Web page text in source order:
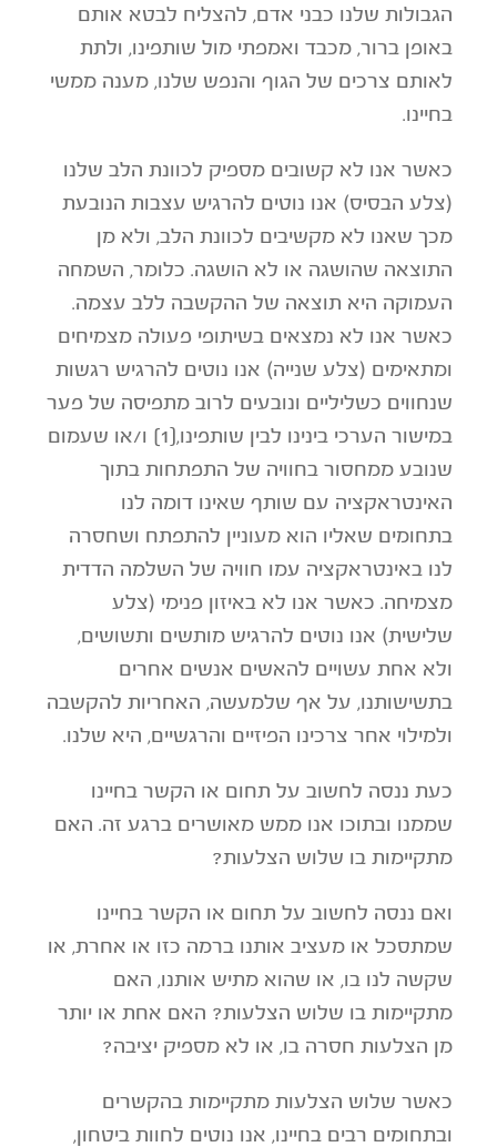
הגבולות שלנו כבני אדם, להצליח לבטא אותם
באופן ברור, מכבד ואמפתי מול שותפינו, ולתת
לאותם צרכים של הגוף והנפש שלנו, מענה ממשי
בחיינו.
כאשר אנו לא קשובים מספיק לכוונת הלב שלנו
(צלע הבסיס) אנו נוטים להרגיש עצבות הנובעת
מכך שאנו לא מקשיבים לכוונת הלב, ולא מן
התוצאה שהושגה או לא הושגה. כלומר, השמחה
העמוקה היא תוצאה של ההקשבה ללב עצמה.
כאשר אנו לא נמצאים בשיתופי פעולה מצמיחים
ומתאימים (צלע שנייה) אנו נוטים להרגיש רגשות
שנחווים כשליליים ונובעים לרוב מתפיסה של פער
במישור הערכי בינינו לבין שותפינו,[1] ו/או שעמום
שנובע ממחסור בחוויה של התפתחות בתוך
האינטראקציה עם שותף שאינו דומה לנו
בתחומים שאליו הוא מעוניין להתפתח ושחסרה
לנו באינטראקציה עמו חוויה של השלמה הדדית
מצמיחה. כאשר אנו לא באיזון פנימי (צלע
שלישית) אנו נוטים להרגיש מותשים ותשושים,
ולא אחת עשויים להאשים אנשים אחרים
בתשישותנו, על אף שלמעשה, האחריות להקשבה
ולמילוי אחר צרכינו הפיזיים והרגשיים, היא שלנו.
כעת ננסה לחשוב על תחום או הקשר בחיינו
שממנו ובתוכו אנו ממש מאושרים ברגע זה. האם
מתקיימות בו שלוש הצלעות?
ואם ננסה לחשוב על תחום או הקשר בחיינו
שמתסכל או מעציב אותנו ברמה כזו או אחרת, או
שקשה לנו בו, או שהוא מתיש אותנו, האם
מתקיימות בו שלוש הצלעות? האם אחת או יותר
מן הצלעות חסרה בו, או לא מספיק יציבה?
כאשר שלוש הצלעות מתקיימות בהקשרים
ובתחומים רבים בחיינו, אנו נוטים לחוות ביטחון,